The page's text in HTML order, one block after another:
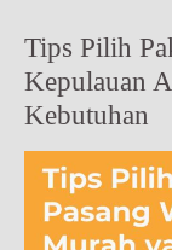
Tips Pilih
Kepulauan
Kebutuhan